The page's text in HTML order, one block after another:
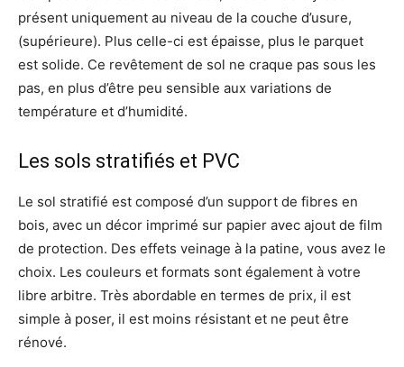
présent uniquement au niveau de la couche d’usure,
(supérieure). Plus celle-ci est épaisse, plus le parquet
est solide. Ce revêtement de sol ne craque pas sous les
pas, en plus d’être peu sensible aux variations de
température et d’humidité.
Les sols stratifiés et PVC
Le sol stratifié est composé d’un support de fibres en
bois, avec un décor imprimé sur papier avec ajout de film
de protection. Des effets veinage à la patine, vous avez le
choix. Les couleurs et formats sont également à votre
libre arbitre. Très abordable en termes de prix, il est
simple à poser, il est moins résistant et ne peut être
rénové.